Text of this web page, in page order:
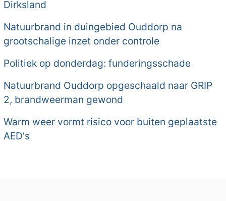
Dirksland
Natuurbrand in duingebied Ouddorp na
grootschalige inzet onder controle
Politiek op donderdag: funderingsschade
Natuurbrand Ouddorp opgeschaald naar GRIP
2, brandweerman gewond
Warm weer vormt risico voor buiten geplaatste
AED's